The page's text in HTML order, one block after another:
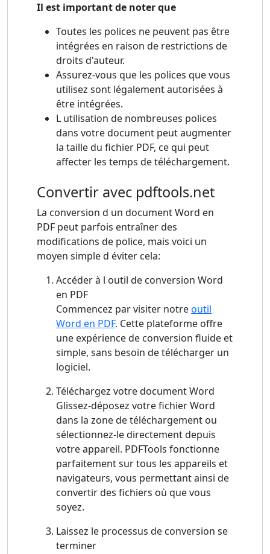
Il est important de noter que
Toutes les polices ne peuvent pas être
intégrées en raison de restrictions de
droits d'auteur.
Assurez-vous que les polices que vous
utilisez sont légalement autorisées à
être intégrées.
L utilisation de nombreuses polices
dans votre document peut augmenter
la taille du fichier PDF, ce qui peut
affecter les temps de téléchargement.
Convertir avec pdftools.net
La conversion d un document Word en
PDF peut parfois entraîner des
modifications de police, mais voici un
moyen simple d éviter cela:
Accéder à l outil de conversion Word
en PDF
Commencez par visiter notreoutil
Word en PDF. Cette plateforme offre
une expérience de conversion fluide et
simple, sans besoin de télécharger un
logiciel.
Téléchargez votre document Word
Glissez-déposez votre fichier Word
dans la zone de téléchargement ou
sélectionnez-le directement depuis
votre appareil. PDFTools fonctionne
parfaitement sur tous les appareils et
navigateurs, vous permettant ainsi de
convertir des fichiers où que vous
soyez.
Laissez le processus de conversion se
terminer